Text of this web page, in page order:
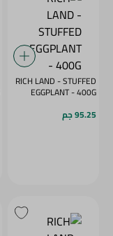
RICH LAND - STUFFED
EGGPLANT - 400G
95.25 جم